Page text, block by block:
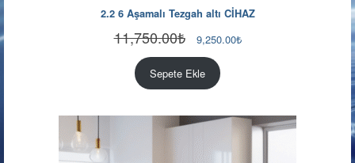
2.2 6 Aşamalı Tezgah altı CİHAZ
11,750.00₺
Orijinal
11,750.00₺.
9,250.00₺Şu
Sepete Ekle